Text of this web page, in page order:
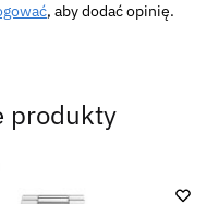
, aby dodać opinię.
produkty